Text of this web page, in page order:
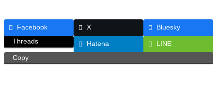
Facebook X
Bluesky
Threads
Hatena
LINE
Copy